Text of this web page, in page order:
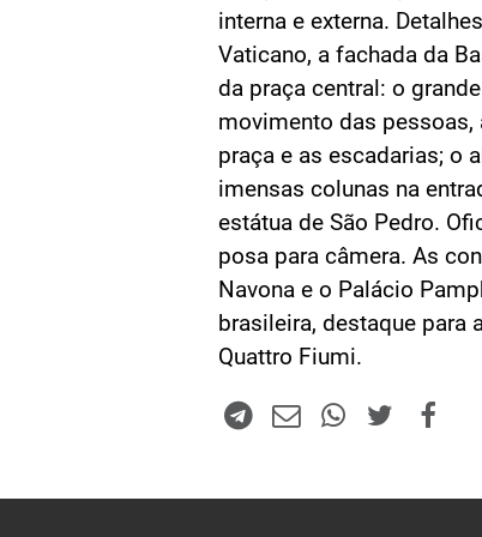
interna e externa.
Vaticano, a fachada da
da praça central: o
movimento das
praça e as escadarias; o
imensas colunas na
estátua de São Pedro.
posa para câmera. As
Navona e o Palácio
brasileira, destaque para
Quattro Fiumi.